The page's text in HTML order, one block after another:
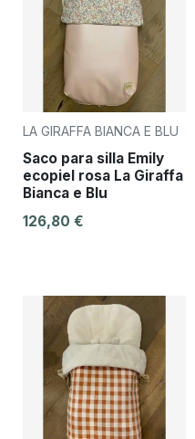
LA GIRAFFA BIANCA E BLU
Saco para silla Emily
ecopiel rosa La Giraffa
Bianca e Blu
126,80 €